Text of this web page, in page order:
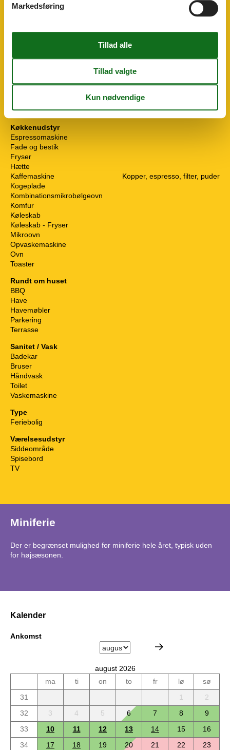
Handicap - øvrige
Hjemmesikkerhed
Village
Køkkenudstyr
Espressomaskine
Fade og bestik
Fryser
Hætte
Kaffemaskine
Kopper, espresso, filter, puder
Kogeplade
Kombinationsmikrobølgeovn
Komfur
Køleskab
Køleskab - Fryser
Mikroovn
Opvaskemaskine
Ovn
Toaster
Rundt om huset
BBQ
Have
Havemøbler
Parkering
Terrasse
Sanitet / Vask
Badekar
Bruser
Håndvask
Toilet
Vaskemaskine
Type
Feriebolig
Værelsesudstyr
Siddeområde
Spisebord
TV
Miniferie
Der er begrænset mulighed for miniferie hele året, typisk uden
for højsæsonen.
Kalender
Ankomst
august 2026
ma
ti on to fr lø
sø
31
1
2
32
3 4 5 6 7 8
9
33
10 11 12 13 14 15
16
34
17 18 19 20 21 22
23
Markedsføring